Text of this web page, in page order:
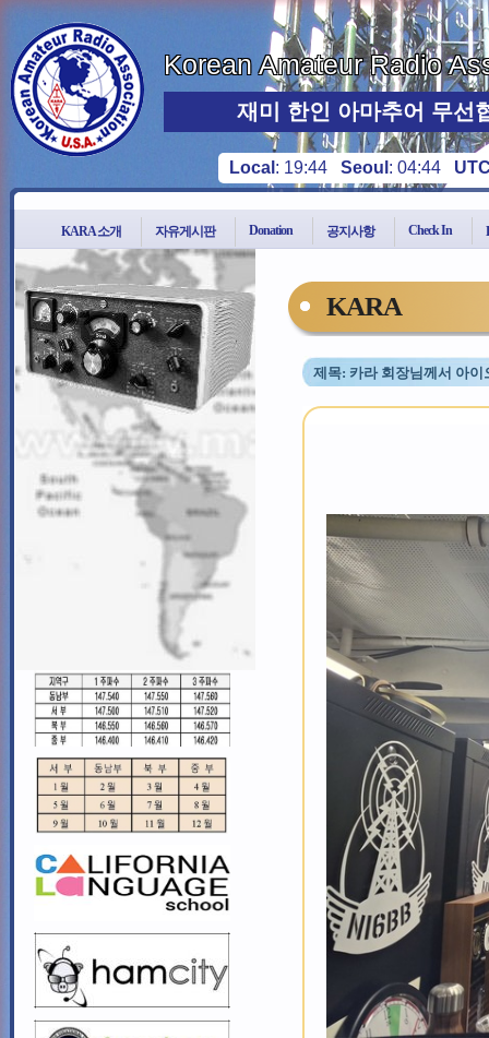
Korean Amateur Radio
재미 한인 아마추어 무선
Local : 19:44 Seoul : 04:44
KARA 소개 자유게시판 Donation 공지사항 Check In
KARA
제목: 카라 회장님께서 아